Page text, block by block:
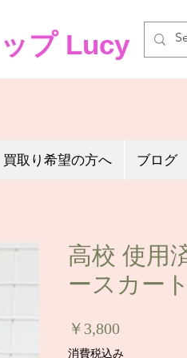
プ Lucy
高校 使用
ースカート
￥3,800価
格
消費税込み
買取り希望の方へ ブログ